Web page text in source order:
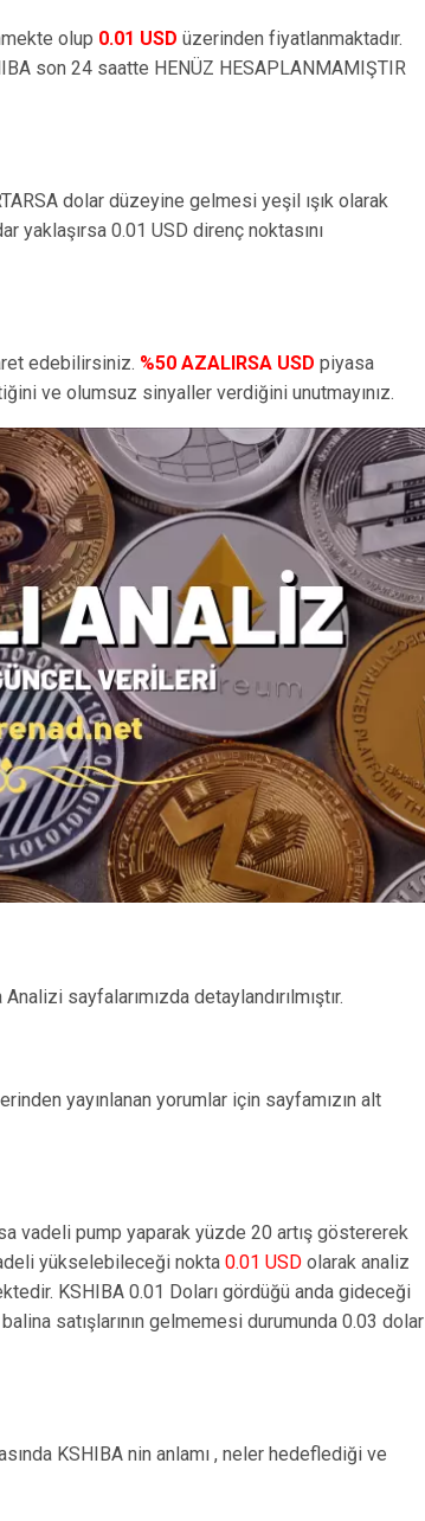
olup 0.01 USD üzerinden fiyatlanmaktadır.
son 24 saatte HENÜZ HESAPLANMAMIŞTIR
dolar düzeyine gelmesi yeşil ışık olarak
yaklaşırsa 0.01 USD direnç noktasını
edebilirsiniz. %50 AZALIRSA USD piyasa
ve olumsuz sinyaller verdiğini unutmayınız.
sayfalarımızda detaylandırılmıştır.
yayınlanan yorumlar için sayfamızın alt
vadeli pump yaparak yüzde 20 artış göstererek
yükselebileceği nokta 0.01 USD olarak analiz
KSHIBA 0.01 Doları gördüğü anda gideceği
satışlarının gelmemesi durumunda 0.03 dolar
KSHIBA nin anlamı , neler hedeflediği ve